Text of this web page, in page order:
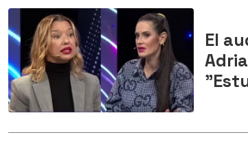
El